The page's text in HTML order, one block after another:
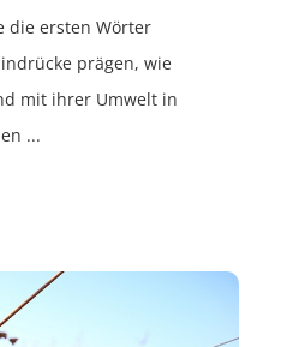
die ersten Wörter
prägen, wie
mit ihrer Umwelt in
...